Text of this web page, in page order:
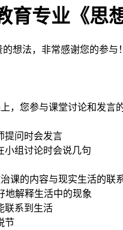
育专业《思
想法，非常感谢您的参与！
，您参与课堂讨论和发言
提问时会发言
小组讨论时会说几句
课的内容与现实生活的联
地解释生活中的现象
联系到生活
节